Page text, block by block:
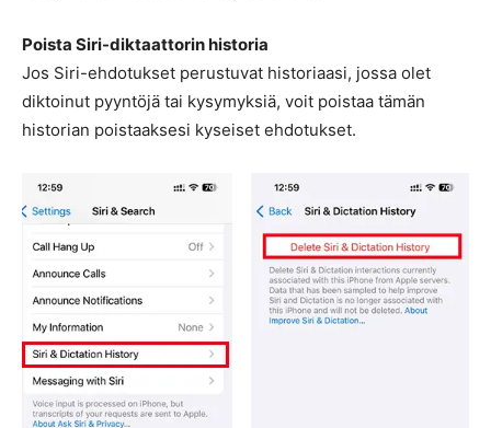
Poista Siri-diktaattorin historia
Jos Siri-ehdotukset perustuvat historiaasi, jossa olet
diktoinut pyyntöjä tai kysymyksiä, voit poistaa tämän
historian poistaaksesi kyseiset ehdotukset.